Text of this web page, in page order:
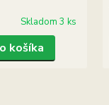
Skladom 3 ks
košíka